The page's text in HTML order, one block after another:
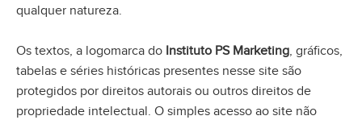
qualquer natureza.
Os textos, a logomarca do Instituto PS Marketing, gráficos,
tabelas e séries históricas presentes nesse site são
protegidos por direitos autorais ou outros direitos de
propriedade intelectual. O simples acesso ao site não